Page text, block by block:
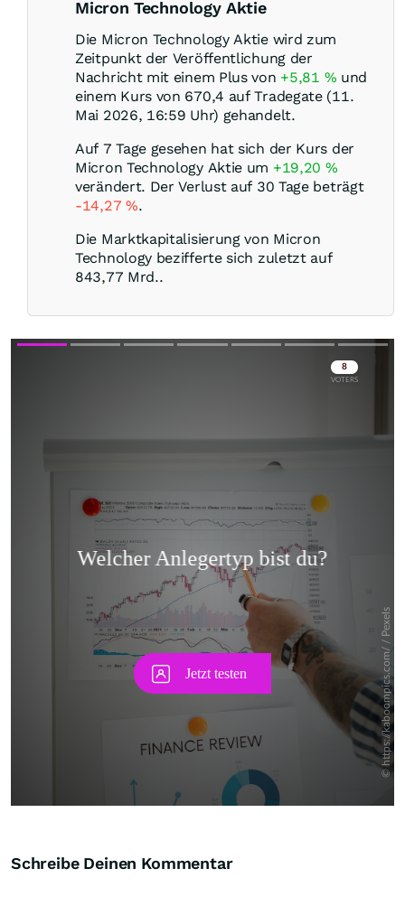
Micron Technology Aktie
Die Micron Technology Aktie wird zum
Zeitpunkt der Veröffentlichung der
Nachricht mit einem Plus von +5,81 % und
einem Kurs von 670,4 auf Tradegate (11.
Mai 2026, 16:59 Uhr) gehandelt.
Auf 7 Tage gesehen hat sich der Kurs der
Micron Technology Aktie um +19,20 %
verändert. Der Verlust auf 30 Tage beträgt
-14,27 %.
Die Marktkapitalisierung von Micron
Technology bezifferte sich zuletzt auf
843,77 Mrd..
Schreibe Deinen Kommentar